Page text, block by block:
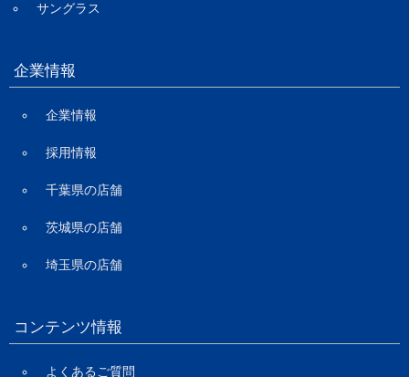
サングラス
企業情報
企業情報
採用情報
千葉県の店舗
茨城県の店舗
埼玉県の店舗
コンテンツ情報
よくあるご質問